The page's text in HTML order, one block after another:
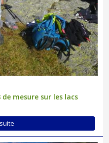
mesure sur les lacs
par des valeurs